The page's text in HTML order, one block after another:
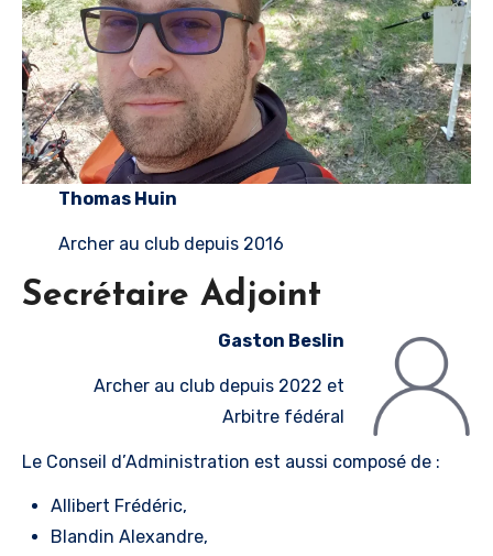
Thomas Huin
Archer au club depuis 2016
Secrétaire Adjoint
Gaston Beslin
Archer au club depuis 2022 et
Arbitre fédéral
Le Conseil d’Administration est aussi composé de :
Allibert Frédéric,
Blandin Alexandre,